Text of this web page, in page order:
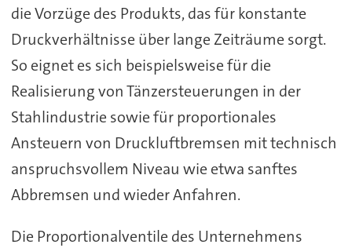
die Vorzüge des Produkts, das für konstante
Druckverhältnisse über lange Zeiträume sorgt.
So eignet es sich beispielsweise für die
Realisierung von Tänzersteuerungen in der
Stahlindustrie sowie für proportionales
Ansteuern von Druckluftbremsen mit technisch
anspruchsvollem Niveau wie etwa sanftes
Abbremsen und wieder Anfahren.
Die Proportionalventile des Unternehmens